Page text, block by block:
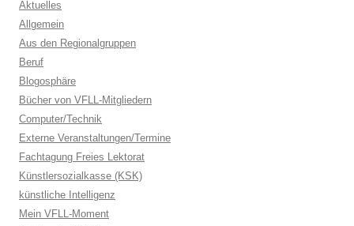
Aktuelles
Allgemein
Aus den Regionalgruppen
Beruf
Blogosphäre
Bücher von VFLL-Mitgliedern
Computer/Technik
Externe Veranstaltungen/Termine
Fachtagung Freies Lektorat
Künstlersozialkasse (KSK)
künstliche Intelligenz
Mein VFLL-Moment